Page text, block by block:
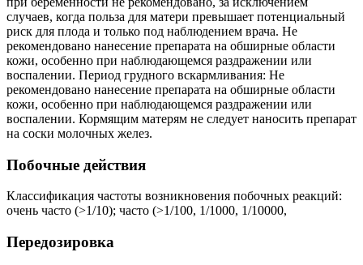
случаев, когда польза для матери превышает потенциальный
риск для плода и только под наблюдением врача. Не
рекомендовано нанесение препарата на обширные области
кожи, особенно при наблюдающемся раздражении или
воспалении. Период грудного вскармливания: Не
рекомендовано нанесение препарата на обширные области
кожи, особенно при наблюдающемся раздражении или
воспалении. Кормящим матерям не следует наносить препарат
на соски молочных желез.
Побочные действия
Классификация частоты возникновения побочных реакций:
очень часто (>1/10); часто (>1/100, 1/1000, 1/10000,
Передозировка